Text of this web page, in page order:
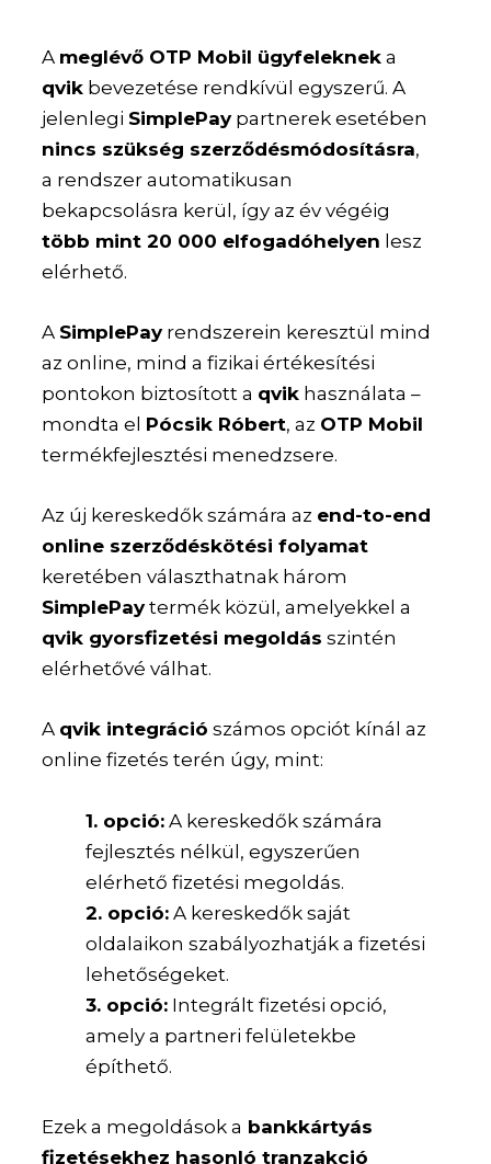
A meglévő OTP Mobil ügyfeleknek a
qvik bevezetése rendkívül egyszerű. A
jelenlegi SimplePaypartnerek esetében
nincs szükség szerződésmódosításra,
a rendszer automatikusan
bekapcsolásra kerül, így az év végéig
több mint 20 000 elfogadóhelyen lesz
elérhető.
A SimplePayrendszerein keresztül mind
az online, mind a fizikai értékesítési
pontokon biztosított a qvik használata –
mondta el Pócsik Róbert, az OTP Mobil
termékfejlesztési menedzsere.
Az új kereskedők számára az end-to-end
online szerződéskötési folyamat
keretében választhatnak három
SimplePaytermék közül, amelyekkel a
qvik gyorsfizetési megoldás szintén
elérhetővé válhat.
A qvik integráció számos opciót kínál az
online fizetés terén úgy, mint:
1. opció: A kereskedők számára
fejlesztés nélkül, egyszerűen
elérhető fizetési megoldás.
2. opció: A kereskedők saját
oldalaikon szabályozhatják a fizetési
lehetőségeket.
3. opció: Integrált fizetési opció,
amely a partneri felületekbe
építhető.
Ezek a megoldások a bankkártyás
fizetésekhez hasonló tranzakció